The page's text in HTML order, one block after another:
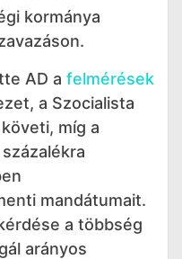
kormánya
AD a felmérések
a Szocialista
míg a
mandátumait.
a többség
arányos